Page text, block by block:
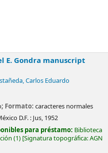
E. Gondra manuscript
Carlos Eduardo
; Formato: caracteres normales
D.F. : Jus, 1952
para préstamo: Biblioteca
(1) Signatura topográfica:AGN